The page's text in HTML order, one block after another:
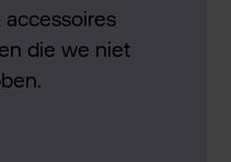
accessoires
die we niet